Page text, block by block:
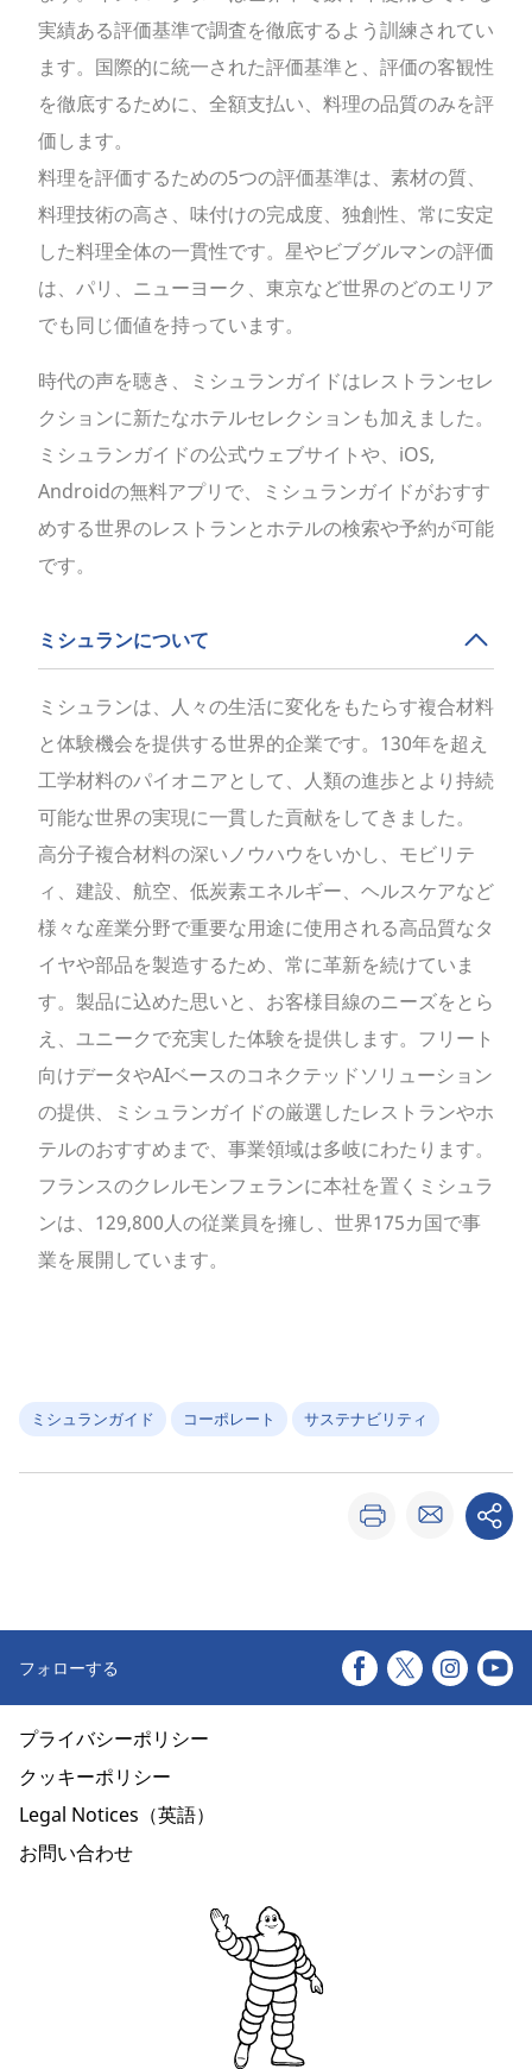
実績ある評価基準で調査を徹底するよう訓練されてい
ます。国際的に統一された評価基準と、評価の客観性
を徹底するために、全額支払い、料理の品質のみを評
価します。
料理を評価するための5つの評価基準は、素材の質、
料理技術の高さ、味付けの完成度、独創性、常に安定
した料理全体の一貫性です。星やビブグルマンの評価
は、パリ、ニューヨーク、東京など世界のどのエリア
でも同じ価値を持っています。
時代の声を聴き、ミシュランガイドはレストランセレ
クションに新たなホテルセレクションも加えました。
ミシュランガイドの公式ウェブサイトや、iOS,
Androidの無料アプリで、ミシュランガイドがおすす
めする世界のレストランとホテルの検索や予約が可能
です。
ミシュランについて
ミシュランは、人々の生活に変化をもたらす複合材料
と体験機会を提供する世界的企業です。130年を超え
工学材料のパイオニアとして、人類の進歩とより持続
可能な世界の実現に一貫した貢献をしてきました。
高分子複合材料の深いノウハウをいかし、モビリテ
ィ、建設、航空、低炭素エネルギー、ヘルスケアなど
様々な産業分野で重要な用途に使用される高品質なタ
イヤや部品を製造するため、常に革新を続けていま
す。製品に込めた思いと、お客様目線のニーズをとら
え、ユニークで充実した体験を提供します。フリート
向けデータやAIベースのコネクテッドソリューション
の提供、ミシュランガイドの厳選したレストランやホ
テルのおすすめまで、事業領域は多岐にわたります。
フランスのクレルモンフェランに本社を置くミシュラ
ンは、129,800人の従業員を擁し、世界175カ国で事
業を展開しています。
ミシュランガイド コーポレート サステナビリティ
フォローする
プライバシーポリシー
クッキーポリシー
Legal Notices（英語）
お問い合わせ